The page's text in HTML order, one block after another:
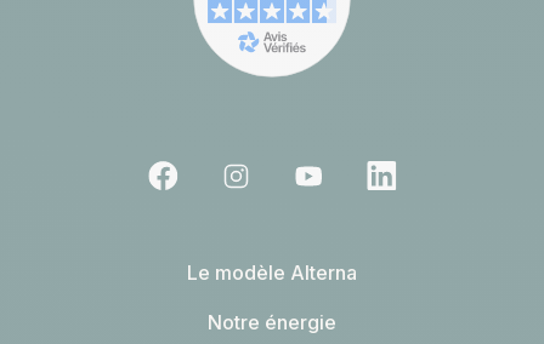
Le modèle Alterna
Notre énergie